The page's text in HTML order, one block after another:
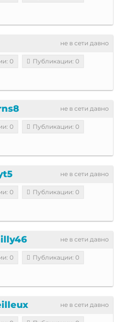
не в сети давно
0 Публикации: 0
не в сети давно
0 Публикации: 0
не в сети давно
0 Публикации: 0
не в сети давно
0 Публикации: 0
не в сети давно